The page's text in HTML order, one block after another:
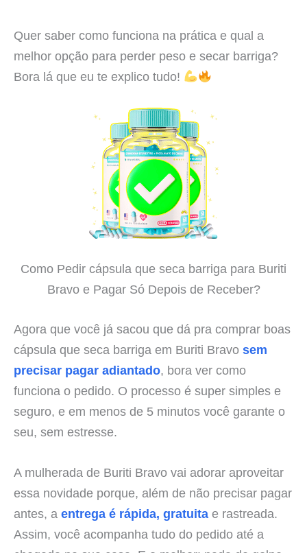
Quer saber como funciona na prática e qual a
melhor opção para perder peso e secar barriga?
Bora lá que eu te explico tudo!
Como Pedir cápsula que seca barriga para Buriti
Bravo e Pagar Só Depois de Receber?
Agora que você já sacou que dá pra comprar boas
cápsula que seca barriga em Buriti Bravo sem
precisar pagar adiantado, bora ver como
funciona o pedido. O processo é super simples e
seguro, e em menos de 5 minutos você garante o
seu, sem estresse.
A mulherada de Buriti Bravo vai adorar aproveitar
essa novidade porque, além de não precisar pagar
antes, a entrega é rápida, gratuita e rastreada.
Assim, você acompanha tudo do pedido até a